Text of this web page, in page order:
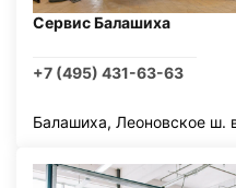
Сервис Балашиха
+7 (495) 431-63-63
Балашиха, Леоновское ш.